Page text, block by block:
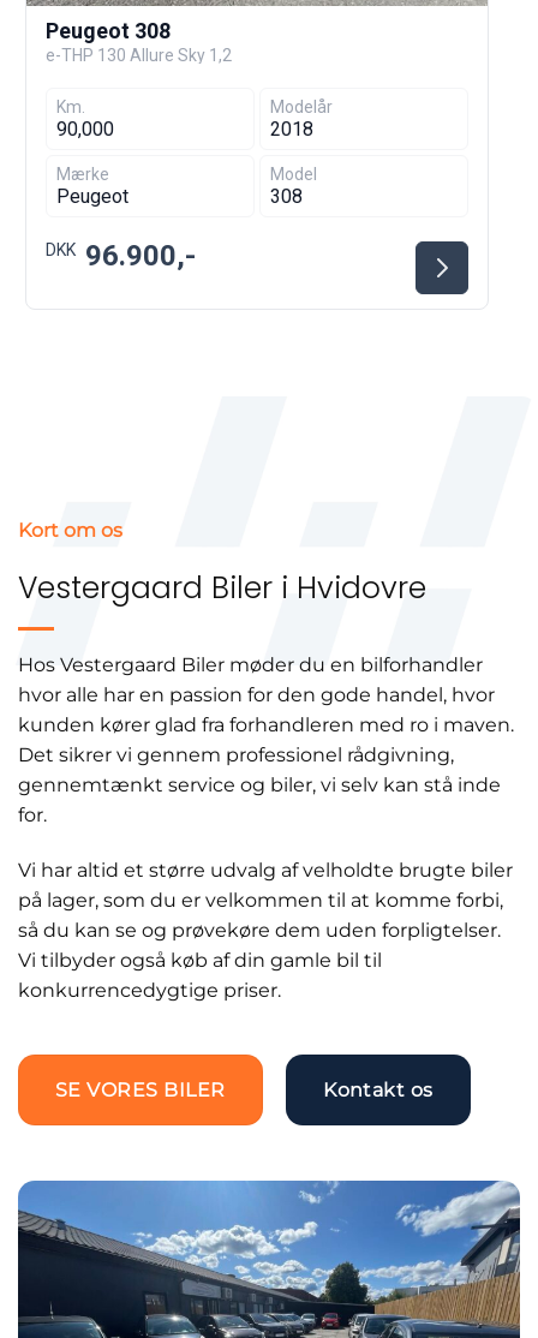
Kort om os
Vestergaard Biler i Hvidovre
Hos Vestergaard Biler møder du en bilforhandler
hvor alle har en passion for den gode handel, hvor
kunden kører glad fra forhandleren med ro i maven.
Det sikrer vi gennem professionel rådgivning,
gennemtænkt service og biler, vi selv kan stå inde
for.
Vi har altid et større udvalg af velholdte brugte biler
på lager, som du er velkommen til at komme forbi,
så du kan se og prøvekøre dem uden forpligtelser.
Vi tilbyder også køb af din gamle bil til
konkurrencedygtige priser.
SE VORES BILER Kontakt os